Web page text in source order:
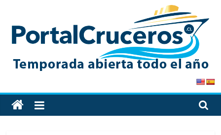
content
PortalCruceros
Toda
la